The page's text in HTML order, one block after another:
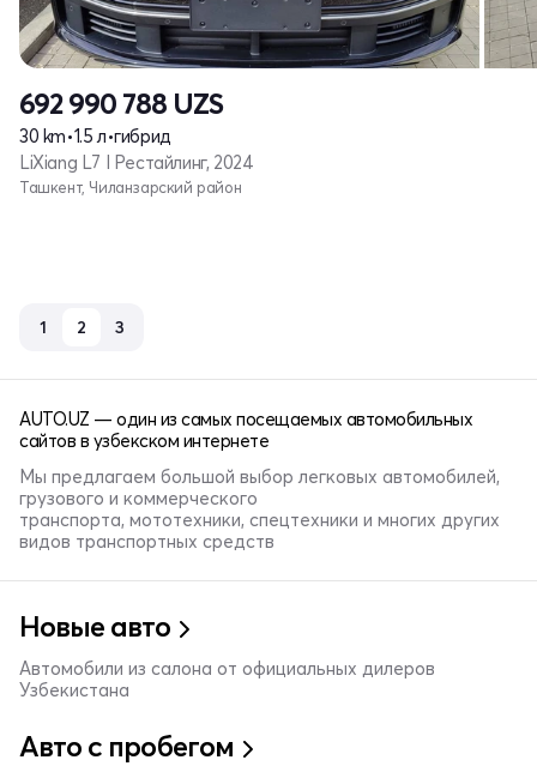
692 990 788 UZS
30 km•1.5 л•гибрид
LiXiang L7 I Рестайлинг, 2024
Ташкент, Чиланзарский район
1 2 3
AUTO.UZ — один из самых посещаемых автомобильных
сайтов в узбекском интернете
Мы предлагаем большой выбор легковых автомобилей,
грузового и коммерческого
транспорта, мототехники, спецтехники и многих других
видов транспортных средств
Новые авто
Автомобили из салона от официальных дилеров
Узбекистана
Авто с пробегом